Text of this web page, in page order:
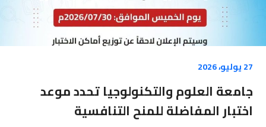
27 يوليو، 2026
جامعة العلوم والتكنولوجيا تحدد موعد
اختبار المفاضلة للمنح التنافسية